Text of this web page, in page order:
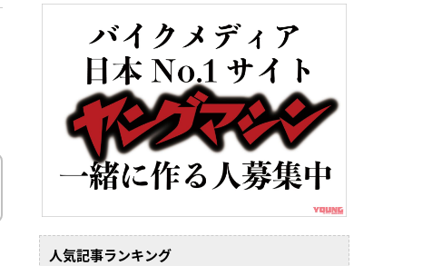
人気記事ランキング